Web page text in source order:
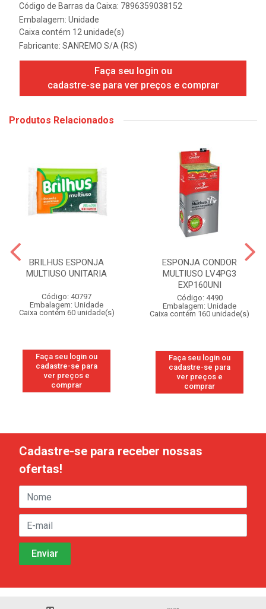
Código de Barras da Caixa: 7896359038152
Embalagem: Unidade
Caixa contém 12 unidade(s)
Fabricante: SANREMO S/A (RS)
Faça seu login ou
cadastre-se para ver preços e comprar
Produtos Relacionados
BRILHUS ESPONJA
MULTIUSO UNITARIA
Código: 40797
Embalagem: Unidade
Caixa contém 60 unidade(s)
Faça seu login ou
cadastre-se para
ver preços e
comprar
ESPONJA CONDOR
MULTIUSO LV4PG3
EXP160UNI
Código: 4490
Embalagem: Unidade
Caixa contém 160 unidade(s)
Faça seu login ou
cadastre-se para
ver preços e
comprar
Cadastre-se para receber nossas
ofertas!